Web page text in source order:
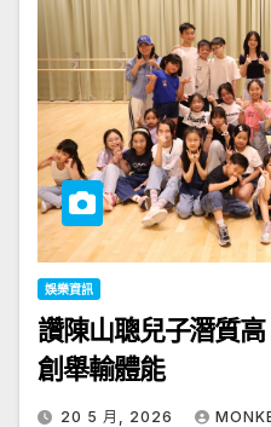
娛樂資訊
讚陳山聰兒子潛質
創舉輸體能
20 5 月, 2026